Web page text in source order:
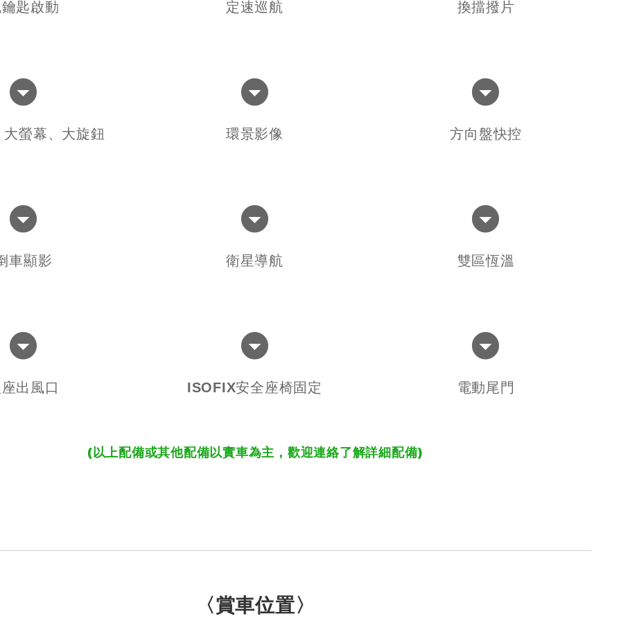
匙啟動 定速巡航 換擋撥片
螢幕、大旋鈕 環景影像 方向盤快控
車顯影 衛星導航 雙區恆溫
出風口 ISOFIX安全座椅固定 電動尾門
(以上配備或其他配備以實車為主，歡迎連絡了解詳細配備)
〈賞車位置〉